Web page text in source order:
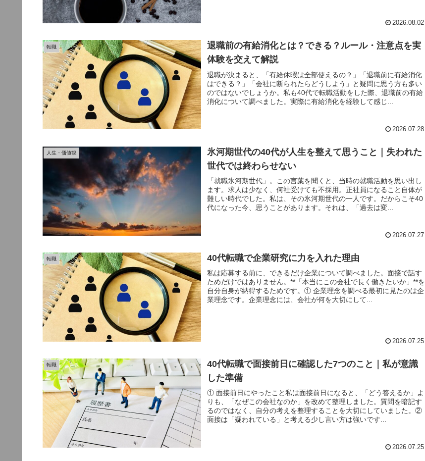
2026.08.02
転職
退職前の有給消化とは？できる？ルール・注意点を実
体験を交えて解説
退職が決まると、「有給休暇は全部使えるの？」「退職前に有給消化
はできる？」「会社に断られたらどうしよう」と疑問に思う方も多い
のではないでしょうか。私も40代で転職活動をした際、退職前の有給
消化について調べました。実際に有給消化を経験して感じ...
2026.07.28
人生・価値観
氷河期世代の40代が人生を整えて思うこと｜失われた
世代では終わらせない
「就職氷河期世代」。この言葉を聞くと、当時の就職活動を思い出し
ます。求人は少なく、何社受けても不採用。正社員になること自体が
難しい時代でした。私は、その氷河期世代の一人です。だからこそ40
代になった今、思うことがあります。それは、「過去は変...
2026.07.27
転職 40代転職で企業研究に力を入れた理由
私は応募する前に、できるだけ企業について調べました。面接で話す
ためだけではありません。**「本当にこの会社で長く働きたいか」**を
自分自身が納得するためです。① 企業理念を調べる最初に見たのは企
業理念です。企業理念には、会社が何を大切にして...
2026.07.25
転職
40代転職で面接前日に確認した7つのこと｜私が意識
した準備
① 面接前日にやったこと私は面接前日になると、「どう答えるか」よ
りも、「なぜこの会社なのか」を改めて整理しました。質問を暗記す
るのではなく、自分の考えを整理することを大切にしていました。②
面接は「疑われている」と考える少し言い方は強いです...
2026.07.25